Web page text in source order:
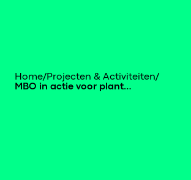
Home/Projecten & Activiteiten/
MBO in actie voor plantaardige voeding